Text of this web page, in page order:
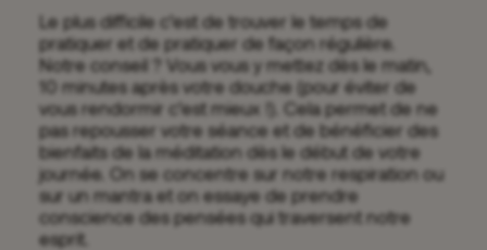
Le plus difficile c’est de trouver le temps de
pratiquer et de pratiquer de façon régulière.
Notre conseil ? Vous vous y mettez dès le matin,
10 minutes après votre douche (pour éviter de
vous rendormir c’est mieux !). Cela permet de ne
pas repousser votre séance et de bénéficier des
bienfaits de la méditation dès le début de votre
journée. On se concentre sur notre respiration ou
sur un mantra et on essaye de prendre
conscience des pensées qui traversent notre
esprit.